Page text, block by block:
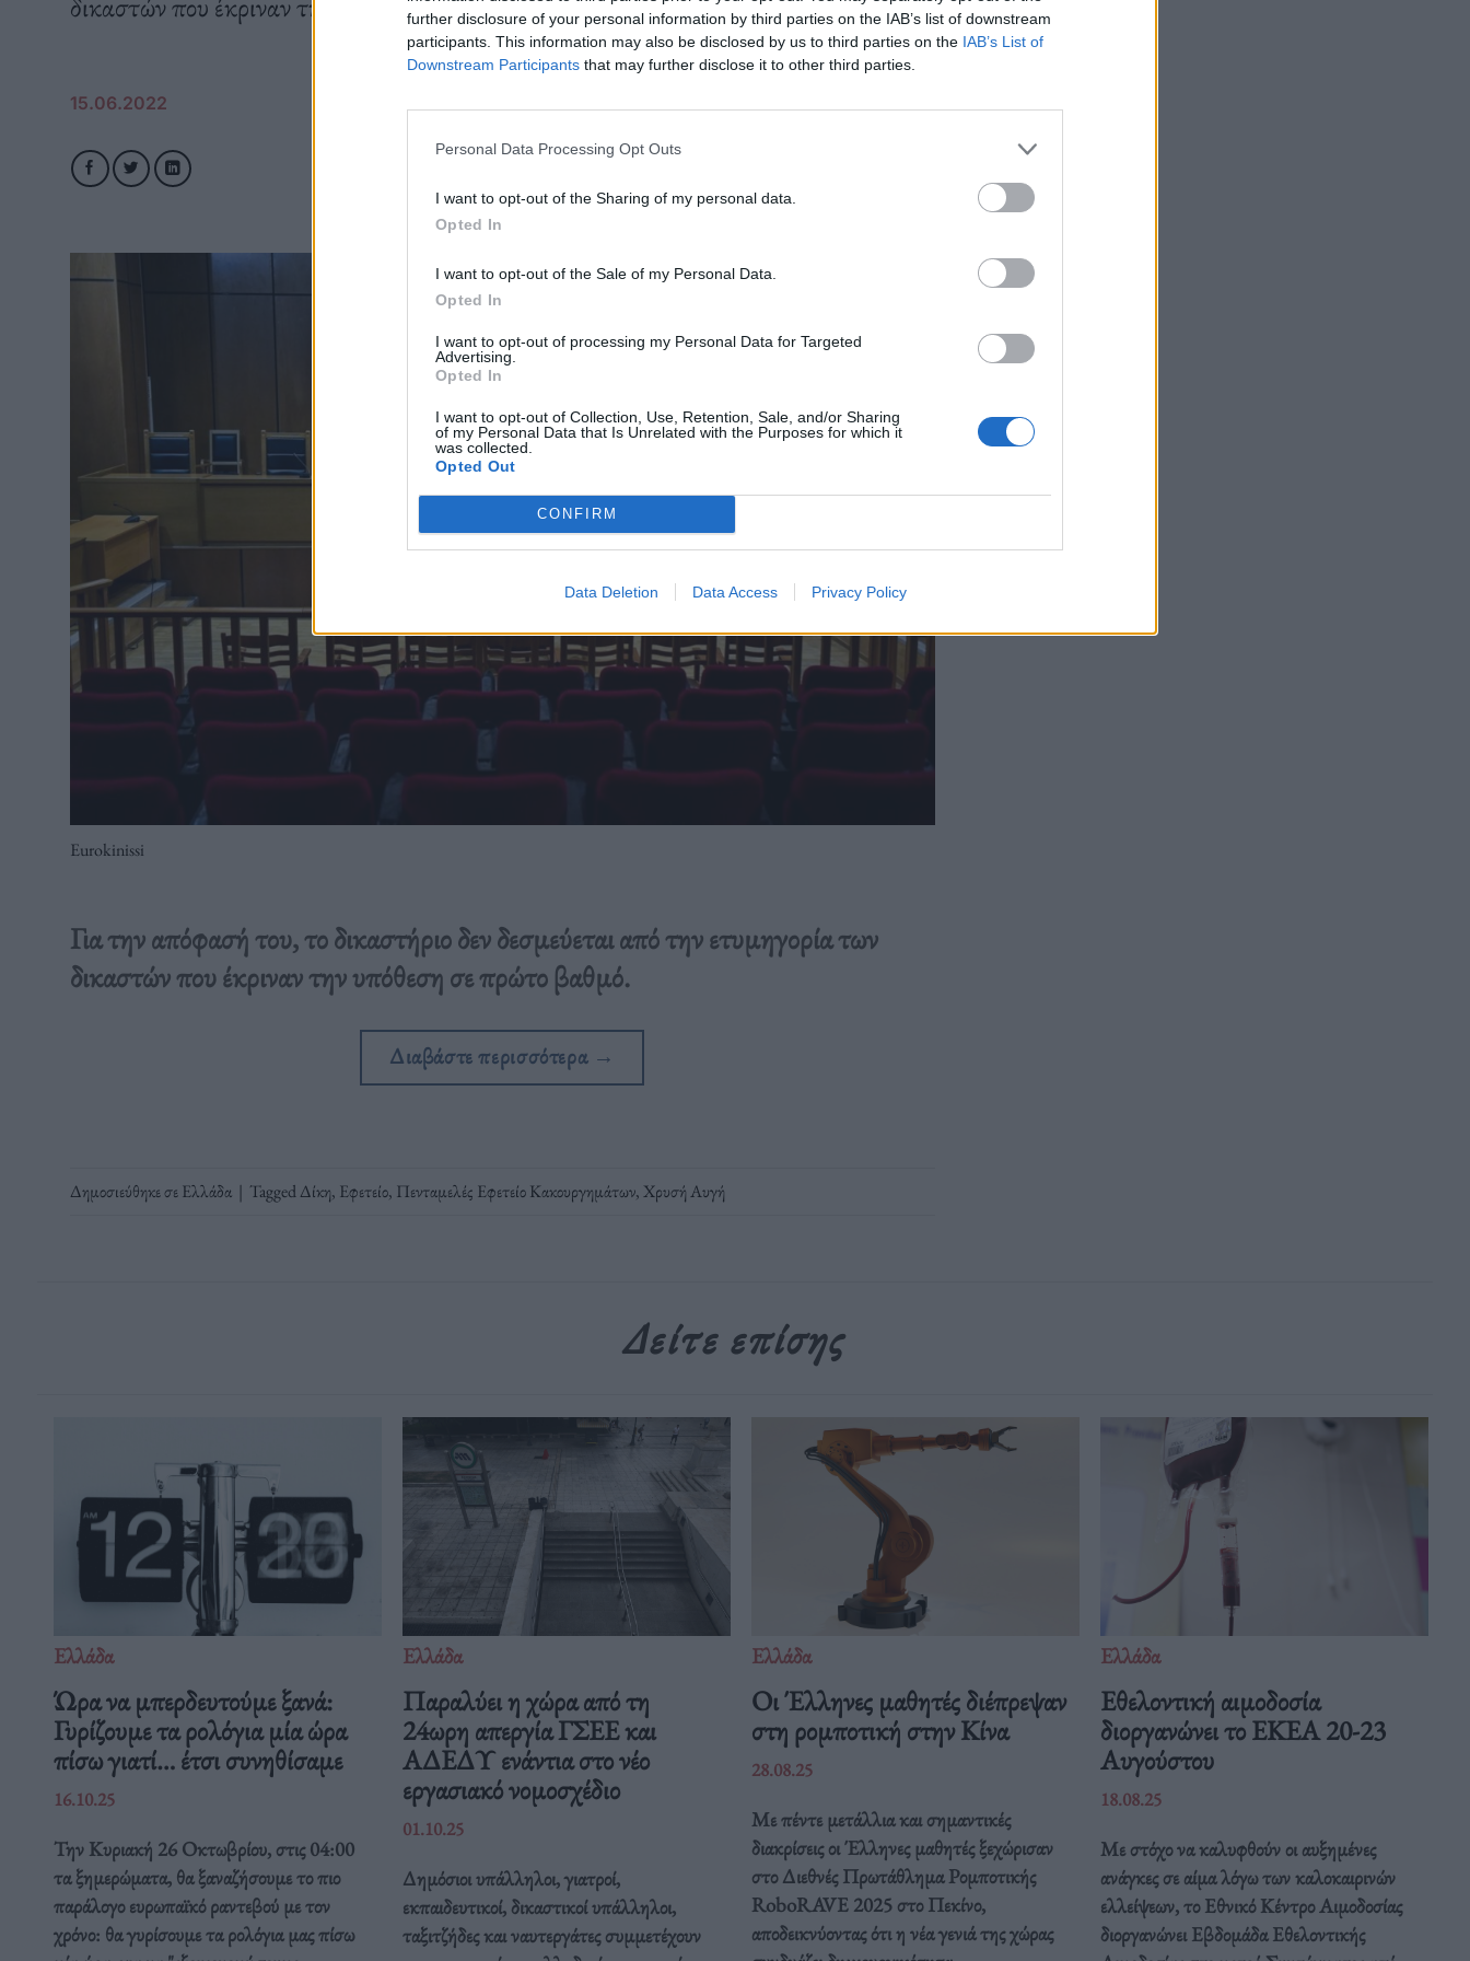
further disclosure of your personal information by third parties on the IAB’s list of downstream
participants. This information may also be disclosed by us to third parties on the IAB’s List of
Downstream Participants that may further disclose it to other third parties.
Personal Data Processing Opt Outs
I want to opt-out of the Sharing of my personal data.
Opted In
I want to opt-out of the Sale of my Personal Data.
Opted In
I want to opt-out of processing my Personal Data for Targeted
Advertising.
Opted In
I want to opt-out of Collection, Use, Retention, Sale, and/or Sharing
of my Personal Data that Is Unrelated with the Purposes for which it
was collected.
Opted Out
CONFIRM
Data Deletion Data Access Privacy Policy
15.06.2022
Eurokinissi
Για την απόφασή του, το δικαστήριο δεν δεσμεύεται από την ετυμηγορία των
δικαστών που έκριναν την υπόθεση σε πρώτο βαθμό.
Διαβάστε περισσότερα →
Δημοσιεύθηκε σεΕλλάδα | TaggedΔίκη, Εφετείο, Πενταμελές Εφετείο Κακουργημάτων,Χρυσή Αυγή
Δείτε επίσης
Ελλάδα
Ώρα να μπερδευτούμε ξανά:
Γυρίζουμε τα ρολόγια μία ώρα
πίσω γιατί… έτσι συνηθίσαμε
16.10.25
Την Κυριακή 26 Οκτωβρίου, στις 04:00
τα ξημερώματα, θα ξαναζήσουμε το πιο
παράλογο ευρωπαϊκό ραντεβού με τον
χρόνο: θα γυρίσουμε τα ρολόγια μας πίσω
Ελλάδα
Παραλύει η χώρα από τη
24ωρη απεργία ΓΣΕΕ και
ΑΔΕΔΥ ενάντια στο νέο
εργασιακό νομοσχέδιο
01.10.25
Δημόσιοι υπάλληλοι, γιατροί,
εκπαιδευτικοί, δικαστικοί υπάλληλοι,
ταξιτζήδες και ναυτεργάτες συμμετέχουν
Ελλάδα
Οι Έλληνες μαθητές διέπρεψαν
στη ρομποτική στην Κίνα
28.08.25
Με πέντε μετάλλια και σημαντικές
διακρίσεις οι Έλληνες μαθητές ξεχώρισαν
στο Διεθνές Πρωτάθλημα Ρομποτικής
RoboRAVE 2025 στο Πεκίνο,
αποδεικνύοντας ότι η νέα γενιά της χώρας
Ελλάδα
Eθελοντική αιμοδοσία
διοργανώνει το ΕΚΕΑ 20-23
Αυγούστου
18.08.25
Με στόχο να καλυφθούν οι αυξημένες
ανάγκες σε αίμα λόγω των καλοκαιρινών
ελλείψεων, το Εθνικό Κέντρο Αιμοδοσίας
διοργανώνει Εβδομάδα Εθελοντικής